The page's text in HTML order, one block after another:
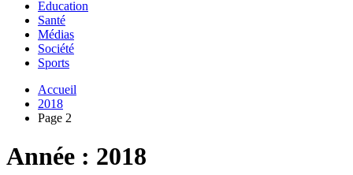
Education
Santé
Médias
Société
Sports
Accueil
2018
Page 2
Année : 2018